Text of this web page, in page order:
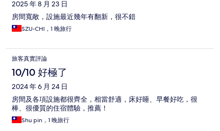
2025 年 8 月 23 日
房間寬敞，設施最近幾年有翻新，很不錯
SZU-CHI，1 晚旅行
旅客真實評論
10/10 好極了
2024 年 6 月 24 日
房間及各項設施都很齊全，相當舒適，床好睡、早餐好吃，很
棒、很優質的住宿體驗，推薦！
Shu pin，1 晚旅行